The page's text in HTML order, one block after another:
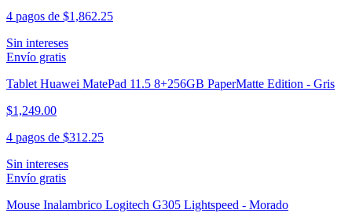
4 pagos de $1,862.25
Sin intereses
Envío gratis
Tablet Huawei MatePad 11.5 8+256GB PaperMatte Edition - Gris
$1,249.00
4 pagos de $312.25
Sin intereses
Envío gratis
Mouse Inalambrico Logitech G305 Lightspeed - Morado